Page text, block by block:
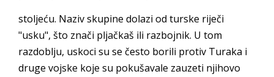
stoljeću. Naziv skupine dolazi od turske riječi
"usku", što znači pljačkaš ili razbojnik. U tom
razdoblju, uskoci su se često borili protiv Turaka i
druge vojske koje su pokušavale zauzeti njihovo